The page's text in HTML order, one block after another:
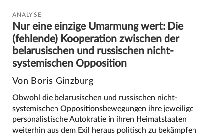
ANALYSE
Nur eine einzige Umarmung wert: Die
(fehlende) Kooperation zwischen der
belarusischen und russischen nicht-
systemischen Opposition
Von Boris Ginzburg
Obwohl die belarusischen und russischen nicht-
systemischen Oppositionsbewegungen ihre jeweilige
personalistische Autokratie in ihren Heimatstaaten
weiterhin aus dem Exil heraus politisch zu bekämpfen